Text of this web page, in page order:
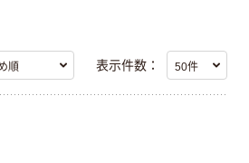
表示件数：